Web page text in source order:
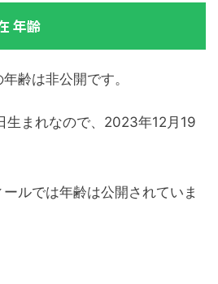
年齢
齢は非公開です。
まれなので、2023年12月19
ルでは年齢は公開されていま